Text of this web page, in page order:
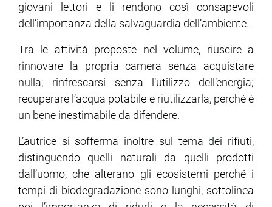
giovani lettori e li rendono così consapevoli
dell’importanza della salvaguardia dell’ambiente.
Tra le attività proposte nel volume, riuscire a
rinnovare la propria camera senza acquistare
nulla; rinfrescarsi senza l’utilizzo dell’energia;
recuperare l’acqua potabile e riutilizzarla, perché è
un bene inestimabile da difendere.
L’autrice si sofferma inoltre sul tema dei rifiuti,
distinguendo quelli naturali da quelli prodotti
dall’uomo, che alterano gli ecosistemi perché i
tempi di biodegradazione sono lunghi, sottolinea